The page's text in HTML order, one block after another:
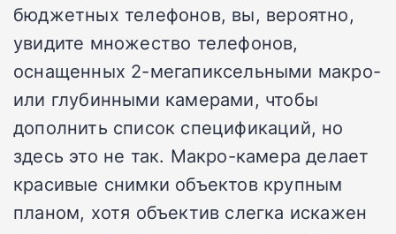
бюджетных телефонов, вы, вероятно,
увидите множество телефонов,
оснащенных 2-мегапиксельными макро-
или глубинными камерами, чтобы
дополнить список спецификаций, но
здесь это не так. Макро-камера делает
красивые снимки объектов крупным
планом, хотя объектив слегка искажен